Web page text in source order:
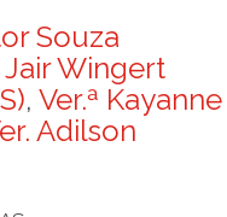
Souza
Jair Wingert
, Ver.ª Kayanne
Adilson